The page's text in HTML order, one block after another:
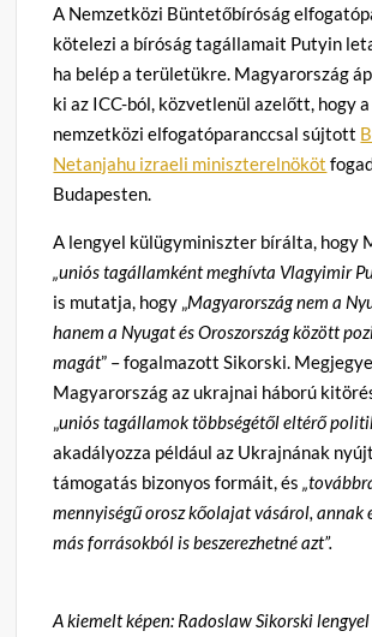
A Nemzetközi Büntetőbíróság
kötelezi a bíróság tagállamait Putyin
ha belép a területükre. Magyarország
ki az ICC-ból, közvetlenül azelőtt, hogy
nemzetközi elfogatóparanccsal sújtott
Netanjahu izraeli miniszterelnököt
Budapesten.
A lengyel külügyminiszter bírálta, hogy
„uniós tagállamként meghívta Vlagyimir
is mutatja, hogy „Magyarország nem a
hanem a Nyugat és Oroszország között
magát” – fogalmazott Sikorski.
Magyarország az ukrajnai háború
„uniós tagállamok többségétől eltérő
akadályozza például az Ukrajnának
támogatás bizonyos formáit, és
mennyiségű orosz kőolajat vásárol, annak
más forrásokból is beszerezhetné azt”.
A kiemelt képen: Radoslaw Sikorski lengyel